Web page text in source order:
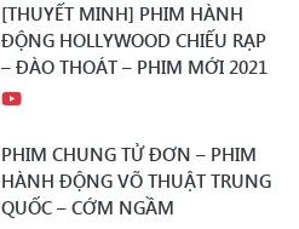
[THUYẾT MINH] PHIM HÀNH
ĐỘNG HOLLYWOOD CHIẾU RẠP
– ĐÀO THOÁT – PHIM MỚI 2021
PHIM CHUNG TỬ ĐƠN – PHIM
HÀNH ĐỘNG VÕ THUẬT TRUNG
QUỐC – CỚM NGẦM